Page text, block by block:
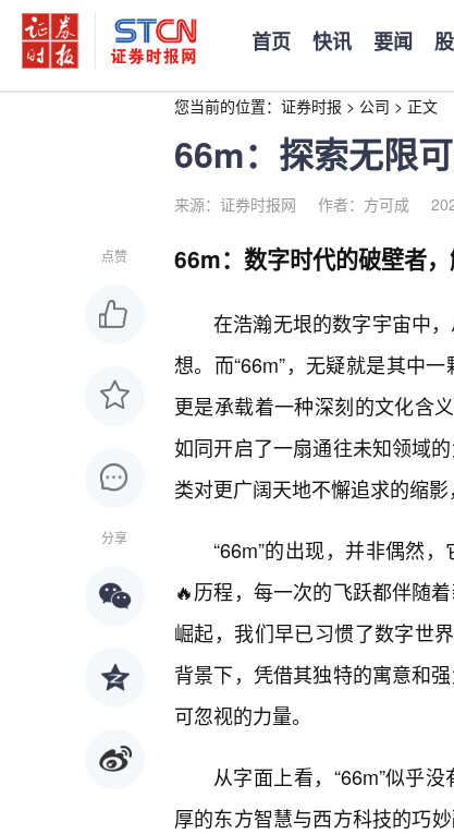
首页 快讯 要闻
您当前的位置： 证券时报 > 公司 > 正文
66m：探索无限
来源：证券时报网 作者：方可成
点赞
分享
66m：数字时代的破壁者
在浩瀚无垠的数字宇宙中
想。而“66m”，无疑就是其中
更是承载着一种深刻的文化含
如同开启了一扇通往未知领域
类对更广阔天地不懈追求的缩
“66m”的出现，并非偶然
🔥历程，每一次的飞跃都伴随
崛起，我们早已习惯了数字世
背景下，凭借其独特的寓意和
可忽视的力量。
从字面上看，“66m”似乎
厚的东方智慧与西方科技的巧